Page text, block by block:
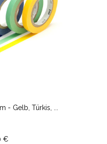
- Gelb, Türkis, ...
€